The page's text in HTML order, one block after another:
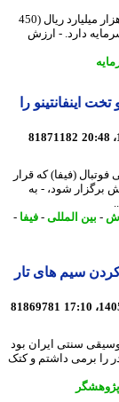
ارزش بازار وبملت در پایان خردادماه سال جاری به 4،498 هزار میلیارد ریال (450
دارد. - ارزش
را
81871182
(فیفا) که قرار
مراکش برگزار شود، - به
بین المللی-فیفا -
سیم های تار
81869781
سنتی ایران بود
برمی داشتم و کتک